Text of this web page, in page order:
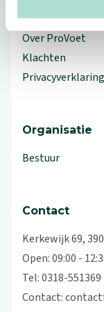
Workshops en
Over ProVoet
Klachten
Privacyverklaring
Organisatie
Bestuur
Contact
Kerkewijk 69,
Open: 09:00 -
Tel: 0318-551369
Contact: